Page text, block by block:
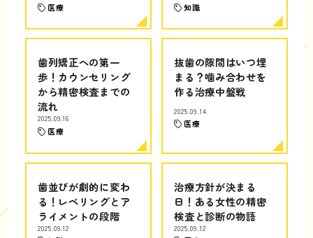
医療 知識
歯列矯正への第一
歩！カウンセリング
から精密検査までの
流れ
2025.09.16
医療
抜歯の隙間はいつ埋
まる？噛み合わせを
作る治療中盤戦
2025.09.14
医療
歯並びが劇的に変わ
る！レベリングとア
ライメントの段階
2025.09.12
治療方針が決まる
日！ある女性の精密
検査と診断の物語
2025.09.12